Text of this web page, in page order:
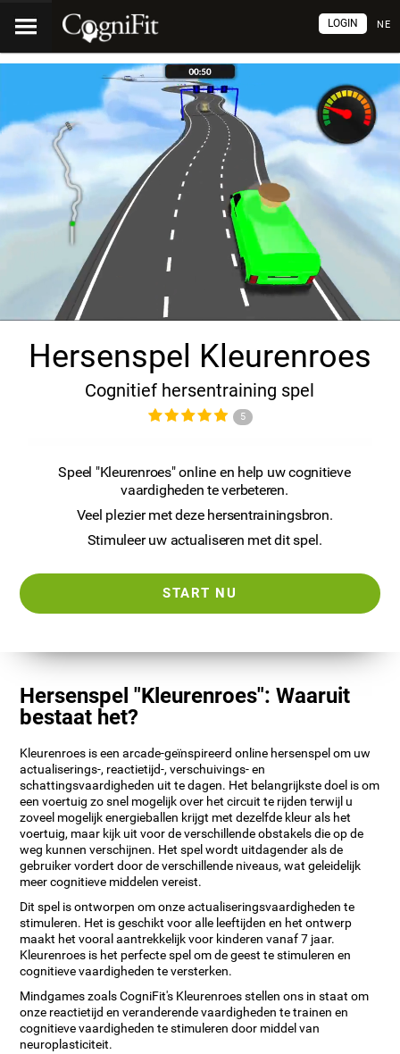
NE
LOGIN
Hersenspel Kleurenroes
Cognitief hersentraining spel
5
Speel "Kleurenroes" online en help uw cognitieve
vaardigheden te verbeteren.
Veel plezier met deze hersentrainingsbron.
Stimuleer uw actualiseren met dit spel.
START NU
Hersenspel "Kleurenroes": Waaruit
bestaat het?
Kleurenroes is een arcade-geïnspireerd online hersenspel om uw
actualiserings-, reactietijd-, verschuivings- en
schattingsvaardigheden uit te dagen. Het belangrijkste doel is om
een voertuig zo snel mogelijk over het circuit te rijden terwijl u
zoveel mogelijk energieballen krijgt met dezelfde kleur als het
voertuig, maar kijk uit voor de verschillende obstakels die op de
weg kunnen verschijnen. Het spel wordt uitdagender als de
gebruiker vordert door de verschillende niveaus, wat geleidelijk
meer cognitieve middelen vereist.
Dit spel is ontworpen om onze actualiseringsvaardigheden te
stimuleren. Het is geschikt voor alle leeftijden en het ontwerp
maakt het vooral aantrekkelijk voor kinderen vanaf 7 jaar.
Kleurenroes is het perfecte spel om de geest te stimuleren en
cognitieve vaardigheden te versterken.
Mindgames zoals CogniFit's Kleurenroes stellen ons in staat om
onze reactietijd en veranderende vaardigheden te trainen en
cognitieve vaardigheden te stimuleren door middel van
neuroplasticiteit.